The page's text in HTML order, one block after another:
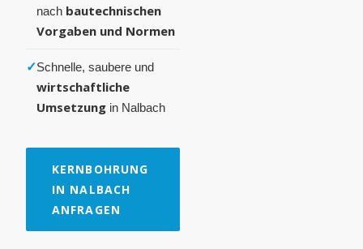
nach bautechnischen
Vorgaben und Normen
✓Schnelle, saubere und
wirtschaftliche
Umsetzung in Nalbach
KERNBOHRUNG
IN NALBACH
ANFRAGEN